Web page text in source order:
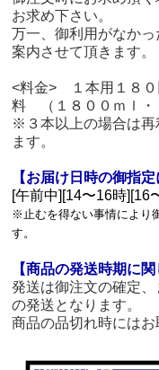
お求め下さい。
万一、御利用がなか
案内させて頂きます。
<料金> １本用１８
料 （１８００ｍｌ・
※３本以上の場合は再
ます。
【お届け日時の御指定
[午前中][14〜16時][16
※止むを得ない事情により
す。
【商品の発送時期に関
発送は御注文の確定
の発送となります。
商品の品切れ時にはお